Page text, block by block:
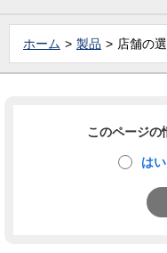
ホーム 製品 店舗の
このページの
はい